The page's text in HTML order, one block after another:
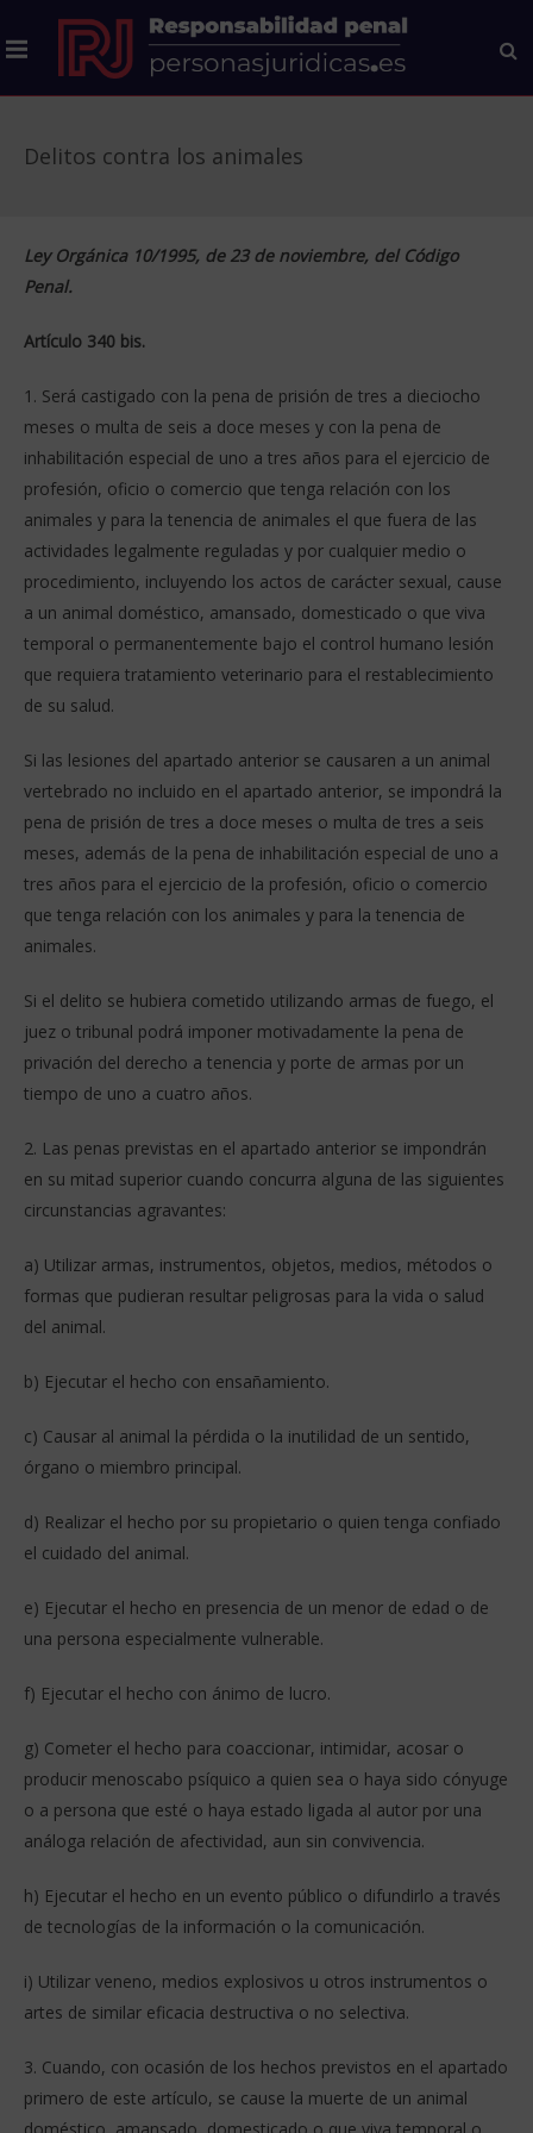
Delitos contra los animales
Ley Orgánica 10/1995, de 23 de noviembre, del Código
Penal.
Artículo 340 bis.
1. Será castigado con la pena de prisión de tres a dieciocho
meses o multa de seis a doce meses y con la pena de
inhabilitación especial de uno a tres años para el ejercicio de
profesión, oficio o comercio que tenga relación con los
animales y para la tenencia de animales el que fuera de las
actividades legalmente reguladas y por cualquier medio o
procedimiento, incluyendo los actos de carácter sexual, cause
a un animal doméstico, amansado, domesticado o que viva
temporal o permanentemente bajo el control humano lesión
que requiera tratamiento veterinario para el restablecimiento
de su salud.
Si las lesiones del apartado anterior se causaren a un animal
vertebrado no incluido en el apartado anterior, se impondrá la
pena de prisión de tres a doce meses o multa de tres a seis
meses, además de la pena de inhabilitación especial de uno a
tres años para el ejercicio de la profesión, oficio o comercio
que tenga relación con los animales y para la tenencia de
animales.
Si el delito se hubiera cometido utilizando armas de fuego, el
juez o tribunal podrá imponer motivadamente la pena de
privación del derecho a tenencia y porte de armas por un
tiempo de uno a cuatro años.
2. Las penas previstas en el apartado anterior se impondrán
en su mitad superior cuando concurra alguna de las siguientes
circunstancias agravantes:
a) Utilizar armas, instrumentos, objetos, medios, métodos o
formas que pudieran resultar peligrosas para la vida o salud
del animal.
b) Ejecutar el hecho con ensañamiento.
c) Causar al animal la pérdida o la inutilidad de un sentido,
órgano o miembro principal.
d) Realizar el hecho por su propietario o quien tenga confiado
el cuidado del animal.
e) Ejecutar el hecho en presencia de un menor de edad o de
una persona especialmente vulnerable.
f) Ejecutar el hecho con ánimo de lucro.
g) Cometer el hecho para coaccionar, intimidar, acosar o
producir menoscabo psíquico a quien sea o haya sido cónyuge
o a persona que esté o haya estado ligada al autor por una
análoga relación de afectividad, aun sin convivencia.
h) Ejecutar el hecho en un evento público o difundirlo a través
de tecnologías de la información o la comunicación.
i) Utilizar veneno, medios explosivos u otros instrumentos o
artes de similar eficacia destructiva o no selectiva.
3. Cuando, con ocasión de los hechos previstos en el apartado
primero de este artículo, se cause la muerte de un animal